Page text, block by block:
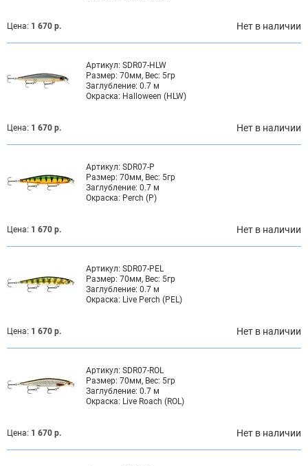
Цена: 1 670 р. Нет в наличии
Артикул: SDR07-HLW
Размер: 70мм, Вес: 5гр
Заглубление: 0.7 м
Окраска: Halloween (HLW)
Цена: 1 670 р. Нет в наличии
Артикул: SDR07-P
Размер: 70мм, Вес: 5гр
Заглубление: 0.7 м
Окраска: Perch (P)
Цена: 1 670 р. Нет в наличии
Артикул: SDR07-PEL
Размер: 70мм, Вес: 5гр
Заглубление: 0.7 м
Окраска: Live Perch (PEL)
Цена: 1 670 р. Нет в наличии
Артикул: SDR07-ROL
Размер: 70мм, Вес: 5гр
Заглубление: 0.7 м
Окраска: Live Roach (ROL)
Цена: 1 670 р. Нет в наличии